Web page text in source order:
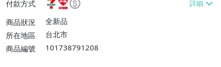
不付款【免運費】、萊爾富取貨付款【單件
運費$60、滿5件或消費滿$1298免運
費】、宅配/貨運【單件運費$120、滿5件
付款方式
商品狀況
全新品
所在地區
台北市
商品編號
101738791208